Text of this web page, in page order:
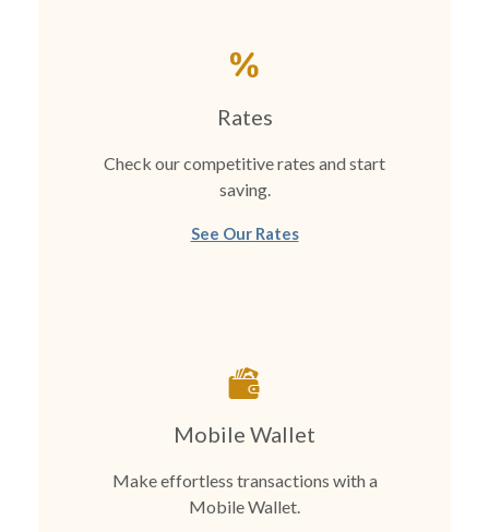
Rates
Check our competitive rates and start
saving.
See Our Rates
Mobile Wallet
Make effortless transactions with a
Mobile Wallet.